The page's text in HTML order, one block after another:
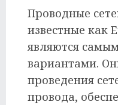
Проводные
известные как
являются
вариантами.
проведения
провода,